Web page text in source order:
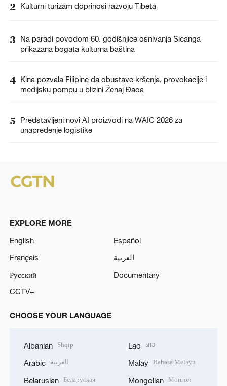
2 Kulturni turizam doprinosi razvoju Tibeta
3 Na paradi povodom 60. godišnjice osnivanja Sicanga
prikazana bogata kulturna baština
4 Kina pozvala Filipine da obustave kršenja, provokacije i
medijsku pompu u blizini Ženaj Đaoa
5
Predstavljeni novi AI proizvodi na WAIC 2026 za
unapređenje logistike
EXPLORE MORE
English
Español
Français
العربية
Русский
Documentary
CCTV+
CHOOSE YOUR LANGUAGE
Albanian Shqip
Arabic العربية
Belarusian Беларуская
Lao ລາວ
Malay Bahasa Melayu
Mongolian Монгол